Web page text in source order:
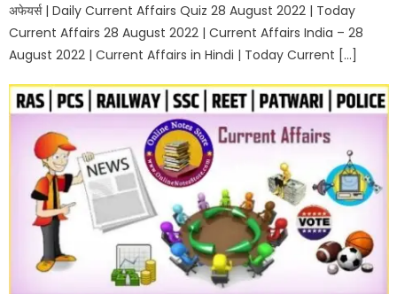
अफेयर्स | Daily Current Affairs Quiz 28 August 2022 | Today
Current Affairs 28 August 2022 | Current Affairs India – 28
August 2022 | Current Affairs in Hindi | Today Current […]